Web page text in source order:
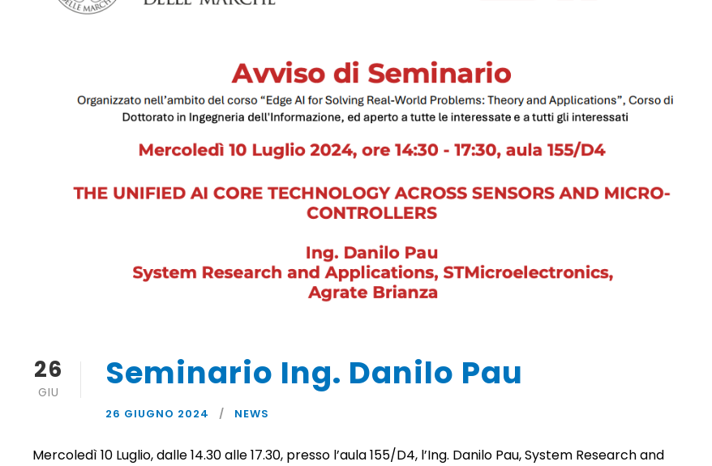
26
GIU Seminario Ing. Danilo Pau
26 GIUGNO 2024 NEWS
Mercoledì 10 Luglio, dalle 14.30 alle 17.30, presso l’aula 155/D4, l’Ing. Danilo Pau, System Research and